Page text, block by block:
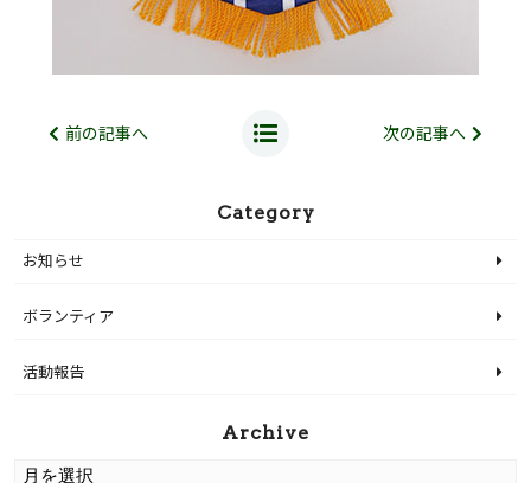
前の記事へ 次の記事へ
Category
お知らせ
ボランティア
活動報告
Archive